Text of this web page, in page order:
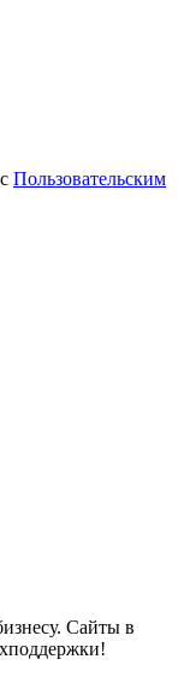
Пользовательским
Сайты в